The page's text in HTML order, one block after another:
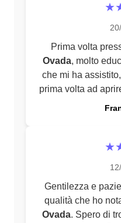
Prima volta
Ovada, molto
che mi ha
prima volta ad
Gentilezza e
qualità che ho
Ovada. Spero di